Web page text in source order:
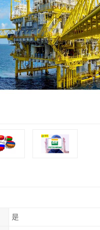
是